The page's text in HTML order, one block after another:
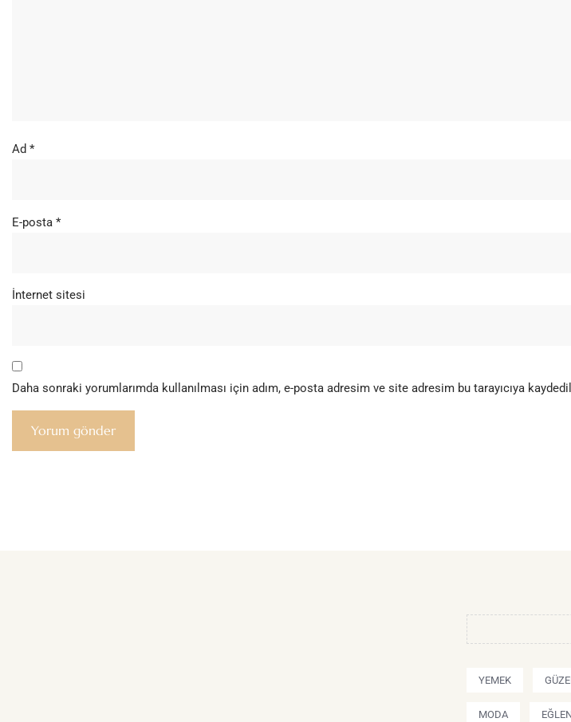
Ad *
E-posta *
İnternet sitesi
Daha sonraki yorumlarımda kullanılması için adım, e-posta adresim ve site adresim bu tarayıcıya
YEMEK
MODA